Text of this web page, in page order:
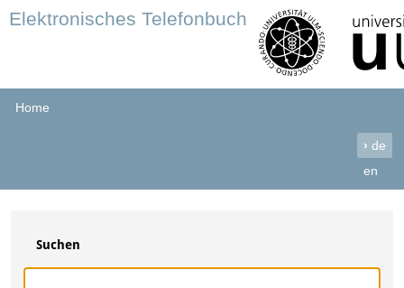
Elektronisches Telefonbuch
Home
› de
en
Suchen